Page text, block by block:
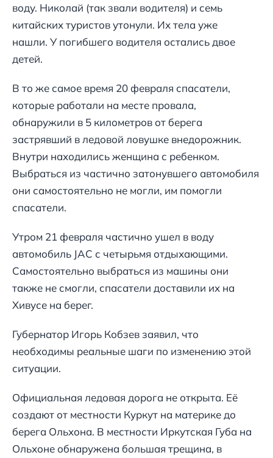
воду. Николай (так звали водителя) и семь
китайских туристов утонули. Их тела уже
нашли. У погибшего водителя остались двое
детей.
В то же самое время 20 февраля спасатели,
которые работали на месте провала,
обнаружили в 5 километров от берега
застрявший в ледовой ловушке внедорожник.
Внутри находились женщина с ребенком.
Выбраться из частично затонувшего автомобиля
они самостоятельно не могли, им помогли
спасатели.
Утром 21 февраля частично ушел в воду
автомобиль JAC с четырьмя отдыхающими.
Самостоятельно выбраться из машины они
также не смогли, спасатели доставили их на
Хивусе на берег.
Губернатор Игорь Кобзев заявил, что
необходимы реальные шаги по изменению этой
ситуации.
Официальная ледовая дорога не открыта. Её
создают от местности Куркут на материке до
берега Ольхона. В местности Иркутская Губа на
Ольхоне обнаружена большая трещина, в